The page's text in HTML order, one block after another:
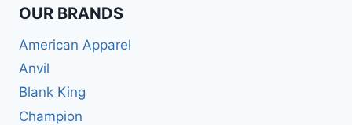
OUR BRANDS
American Apparel
Anvil
Blank King
Champion